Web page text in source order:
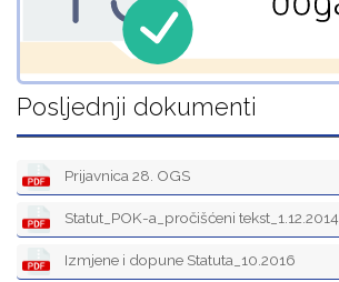
Posljednji dokumenti
Prijavnica 28. OGS
Statut_POK-a_pročišćeni tekst_1.12.2014
Izmjene i dopune Statuta_10.2016